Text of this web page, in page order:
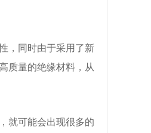
，同时由于采用了新
质量的绝缘材料，从
就可能会出现很多的